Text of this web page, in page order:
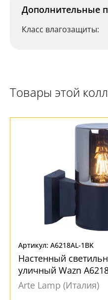
+7 (495) 255-03-21-
Дополнительные
Класс влагозащиты:
Товары этой
Артикул: A6218AL-1BK
Настенный
уличный Wazn
Arte Lamp (Италия)